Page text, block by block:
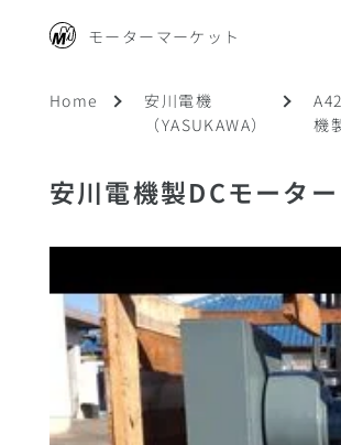
モーターマーケット
Home
安川電機
（YASUKAWA）
機
安川電機製DCモーター